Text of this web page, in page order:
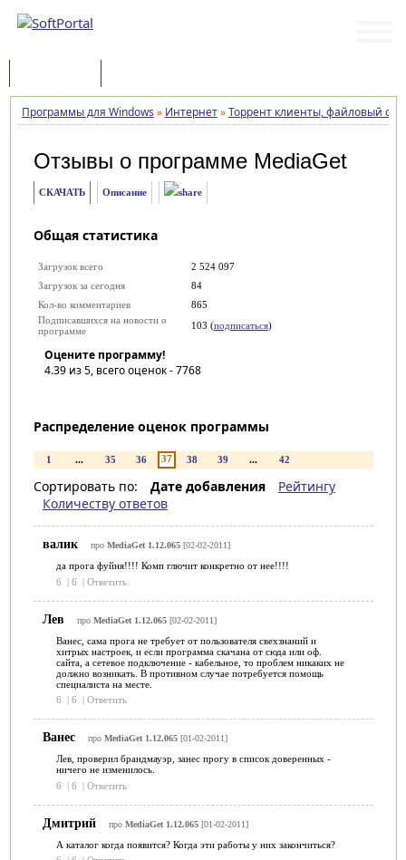
Программы для Windows » Интернет»Торрент клиенты, файловый
Отзывы о программе MediaGet
СКАЧАТЬ Описание
Общая статистика
Загрузок всего
2 524 097
Загрузок за сегодня
84
Кол-во комментариев
865
Подписавшихся на новости о
программе
103 (подписаться)
Оцените программу!
4.39из 5, всего оценок -7768
Распределение оценок программы
1 ... 35 36 37 38 39 ... 42
Сортировать по: Дате добавления
Рейтингу
Количеству ответов
валик про MediaGet 1.12.065[02-02-2011]
да прога фуйня!!!! Комп глючит конкретно от нее!!!!
6
| 6 | Ответить
Лев про MediaGet 1.12.065[02-02-2011]
Ванес, сама прога не требует от пользователя свехзнаний и
хитрых настроек, и если программа скачана от сюда или оф.
сайта, а сетевое подключение - кабельное, то проблем никаких не
должно возникать. В противном случае потребуется помощь
специалиста на месте.
6
| 6 | Ответить
Ванес про MediaGet 1.12.065[01-02-2011]
Лев, проверил брандмауэр, занес прогу в список доверенных -
ничего не изменилось.
6
| 6 | Ответить
Дмитрий про MediaGet 1.12.065[01-02-2011]
А каталог когда появится? Когда эти работы у них закончиться?